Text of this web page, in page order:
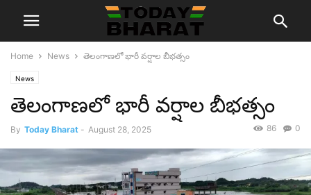
Home News తెలంగాణలో భారీ వర్షాల బీభత్సం
News
తెలంగాణలో భారీ వర్షాల బీభత్సం
By Today Bharat - August 28, 2025 0
86